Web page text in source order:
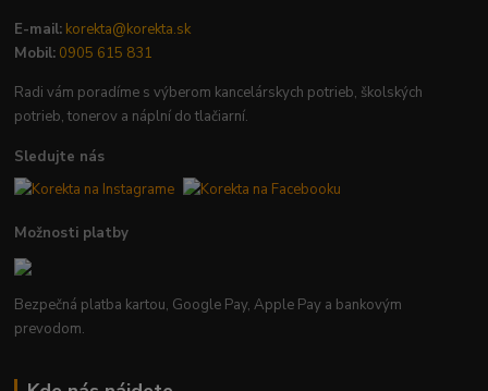
E-mail: korekta@korekta.sk
Mobil: 0905 615 831
Radi vám poradíme s výberom kancelárskych potrieb, školských
potrieb, tonerov a náplní do tlačiarní.
Sledujte nás
Možnosti platby
Bezpečná platba kartou, Google Pay, Apple Pay a bankovým
prevodom.